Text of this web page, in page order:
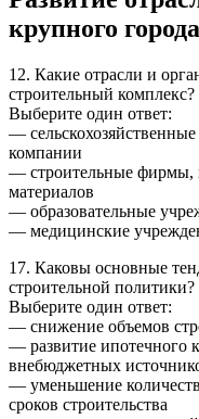
крупного
12. Какие отрасли и
строительный комплекс?
Выберите один ответ:
—
компании
— строительные фирмы,
материалов
— образовательные
— медицинские
17. Каковы основные
строительной политики?
Выберите один ответ:
— снижение объемов
— развитие ипотечного
внебюджетных
— уменьшение
сроков строительства